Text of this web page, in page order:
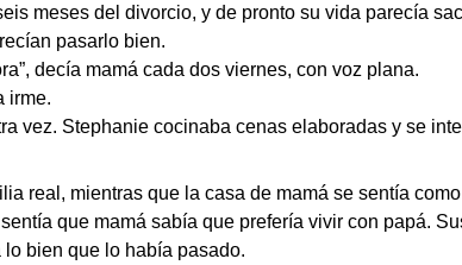
meses del divorcio, y de pronto su vida parecía
pasarlo bien.
decía mamá cada dos viernes, con voz plana.
irme.
vez. Stephanie cocinaba cenas elaboradas y se
real, mientras que la casa de mamá se sentía
que mamá sabía que prefería vivir con papá.
bien que lo había pasado.